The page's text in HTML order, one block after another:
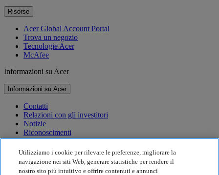
Risorse
Acer Global Account Portal
Trova un negozio
Tecnologie Acer
McAfee
Informazioni su Acer
Informazioni su Acer
Contatti
Relazioni con gli investitori
Notizie
Riconoscimenti
Eventi
Sostenibilità
Utilizziamo i cookie per rilevare le preferenze, migliorare la
navigazione nei siti Web, generare statistiche per rendere il
nostro sito più intuitivo e offrire contenuti e annunci